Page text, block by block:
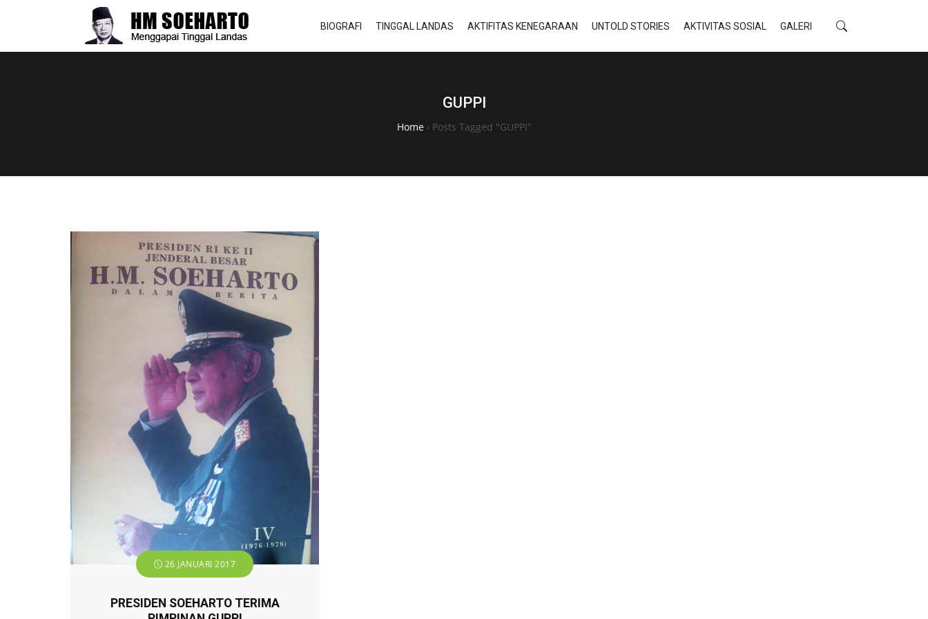
BIOGRAFI TINGGAL LANDAS AKTIFITAS KENEGARAAN UNTOLD STORIES AKTIVITAS SOSIAL GALERI
GUPPI
Home› Posts Tagged "GUPPI"
26 JANUARI 2017
PRESIDEN SOEHARTO TERIMA